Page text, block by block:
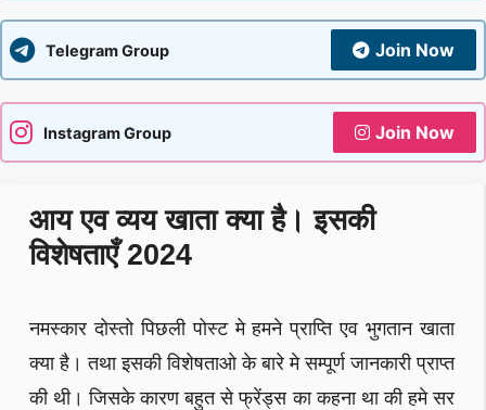
Telegram Group Join Now
Instagram Group Join Now
आय एव व्यय खाता क्या है। इसकी
विशेषताएँ 2024
नमस्कार दोस्तो पिछली पोस्ट मे हमने प्राप्ति एव भुगतान खाता
क्या है। तथा इसकी विशेषताओ के बारे मे सम्पूर्ण जानकारी प्राप्त
की थी। जिसके कारण बहुत से फ्रेंड्स का कहना था की हमे सर